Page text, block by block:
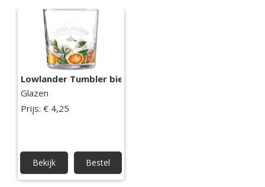
Lowlander Tumbler bierglas
Glazen
Prijs: € 4,25
Bekijk Bestel